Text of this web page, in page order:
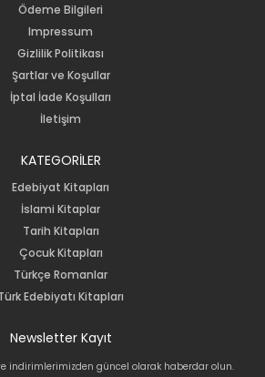
Ödeme Bilgileri
Impressum
Gizlilik Politikası
Şartlar ve Koşullar
İptal İade Koşulları
İletişim
KATEGORİLER
Edebiyat Kitapları
İslami Kitaplar
Tarih Kitapları
Çocuk Kitapları
Türkçe Romanlar
Edebiyatı Kitapları
Newsletter Kayıt
indirimlerimizden güncel olarak haberdar olun.